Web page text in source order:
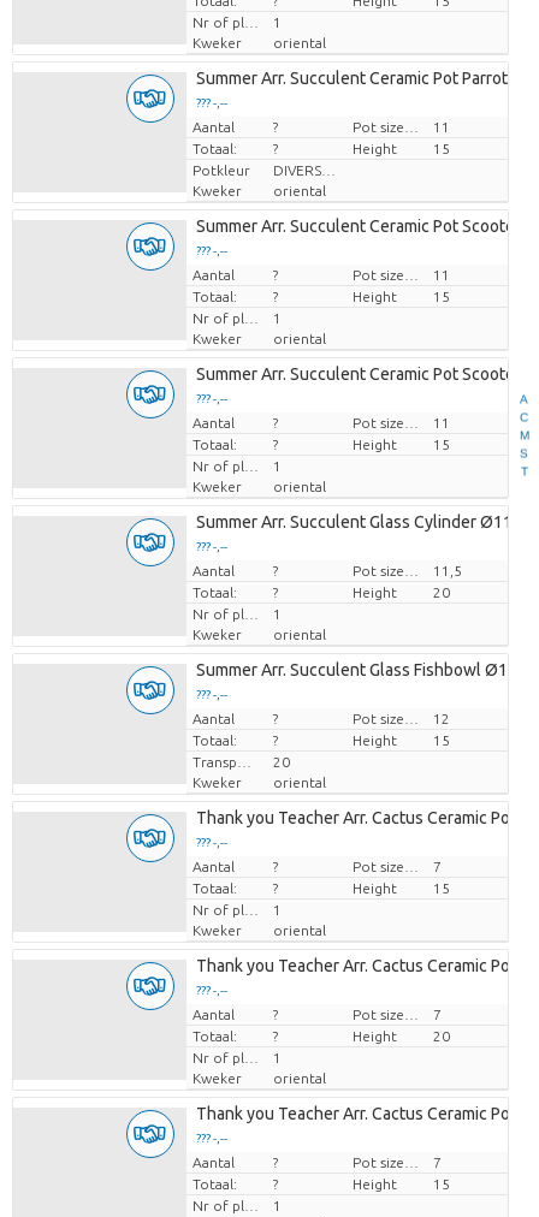
A
C
M
S
T
1
Kweker
oriental
Summer Arr. Succulent Ceramic Pot Parrot
??? -,--
Prijs per stuk
Aantal ?
11
Totaal:
? Height
15
Potkleur
DIVERSE KLEUREN
Kweker
oriental
Summer Arr. Succulent Ceramic Pot Scooter
??? -,--
Prijs per stuk
Aantal ?
11
Totaal:
? Height
15
1
Kweker
oriental
Summer Arr. Succulent Ceramic Pot Scooter
??? -,--
Prijs per stuk
Aantal ?
11
Totaal:
? Height
15
1
Kweker
oriental
Summer Arr. Succulent Glass Cylinder
??? -,--
Prijs per stuk
Aantal ?
11,5
Totaal:
? Height
20
1
Kweker
oriental
Summer Arr. Succulent Glass Fishbowl
??? -,--
Prijs per stuk
Aantal ?
12
Totaal:
? Height
15
20
Kweker
oriental
Thank you Teacher Arr. Cactus Ceramic Pot
??? -,--
Prijs per stuk
Aantal ?
7
Totaal:
? Height
15
1
Kweker
oriental
Thank you Teacher Arr. Cactus Ceramic Pot
??? -,--
Prijs per stuk
Aantal ?
7
Totaal:
? Height
20
1
Kweker
oriental
Thank you Teacher Arr. Cactus Ceramic Pot
??? -,--
Prijs per stuk
Aantal ?
7
Totaal:
? Height
15
1